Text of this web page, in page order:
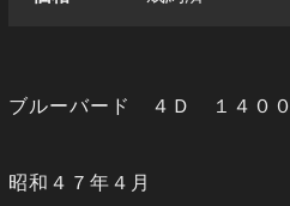
ブルーバード ４Ｄ １４００
昭和４７年４月